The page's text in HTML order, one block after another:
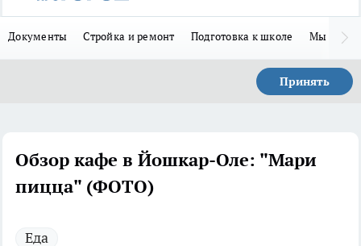
Документы Стройка и ремонт Подготовка к школе Мы в MAX
Принять
Обзор кафе в Йошкар-Оле: "Мари
пицца" (ФОТО)
Еда